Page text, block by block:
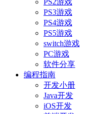
PS2游戏
PS3游戏
PS4游戏
PS5游戏
switch游戏
PC游戏
软件分享
编程指南
开发小册
Java开发
iOS开发